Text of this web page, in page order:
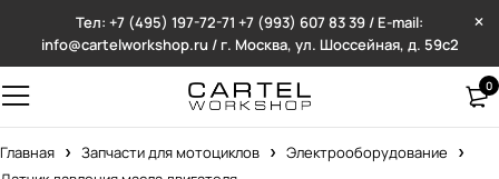
Тел: +7 (495) 197-72-71 +7 (993) 607 83 39 / E-mail:
info@cartelworkshop.ru / г. Москва, ул. Шоссейная, д. 59с2
0
Главная Запчасти для мотоциклов
Электрооборудование